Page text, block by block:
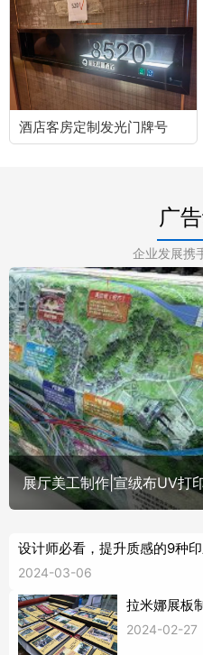
酒店客房定制发光门牌号
广
企业发展携
展厅美工制作|宣绒布UV打
设计师必看，提升质感的9种印
2024-03-06
拉米娜展板
2024-02-27